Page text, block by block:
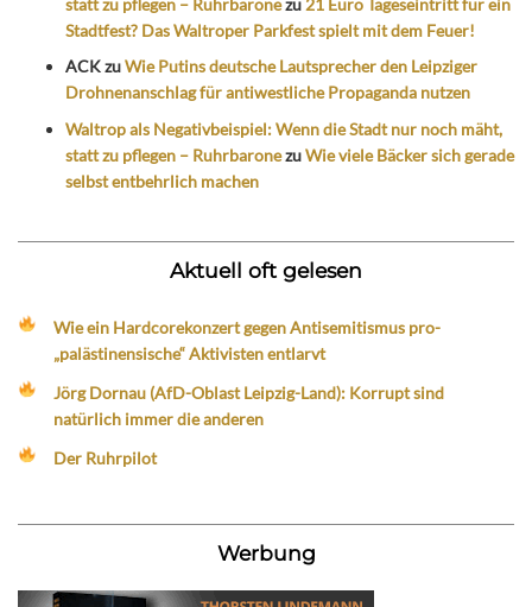
Stadtfest? Das Waltroper Parkfest spielt mit dem Feuer!
ACKzuWie Putins deutsche Lautsprecher den Leipziger
Drohnenanschlag für antiwestliche Propaganda nutzen
Waltrop als Negativbeispiel: Wenn die Stadt nur noch mäht,
statt zu pflegen – RuhrbaronezuWie viele Bäcker sich gerade
selbst entbehrlich machen
Aktuell oft gelesen
Wie ein Hardcorekonzert gegen Antisemitismus pro-
„palästinensische“ Aktivisten entlarvt
Jörg Dornau (AfD-Oblast Leipzig-Land): Korrupt sind
natürlich immer die anderen
Der Ruhrpilot
Werbung